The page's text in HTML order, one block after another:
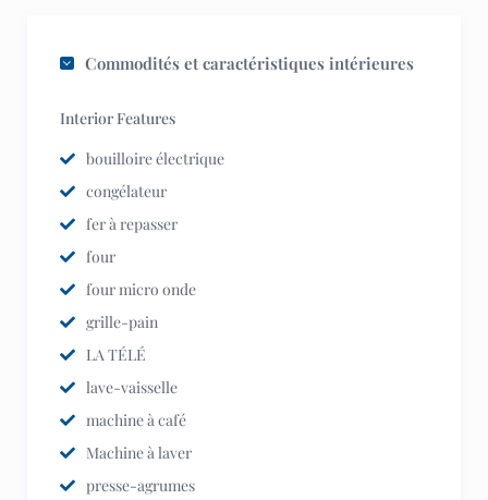
Commodités et caractéristiques intérieures
Interior Features
bouilloire électrique
congélateur
fer à repasser
four
four micro onde
grille-pain
LA TÉLÉ
lave-vaisselle
machine à café
Machine à laver
presse-agrumes